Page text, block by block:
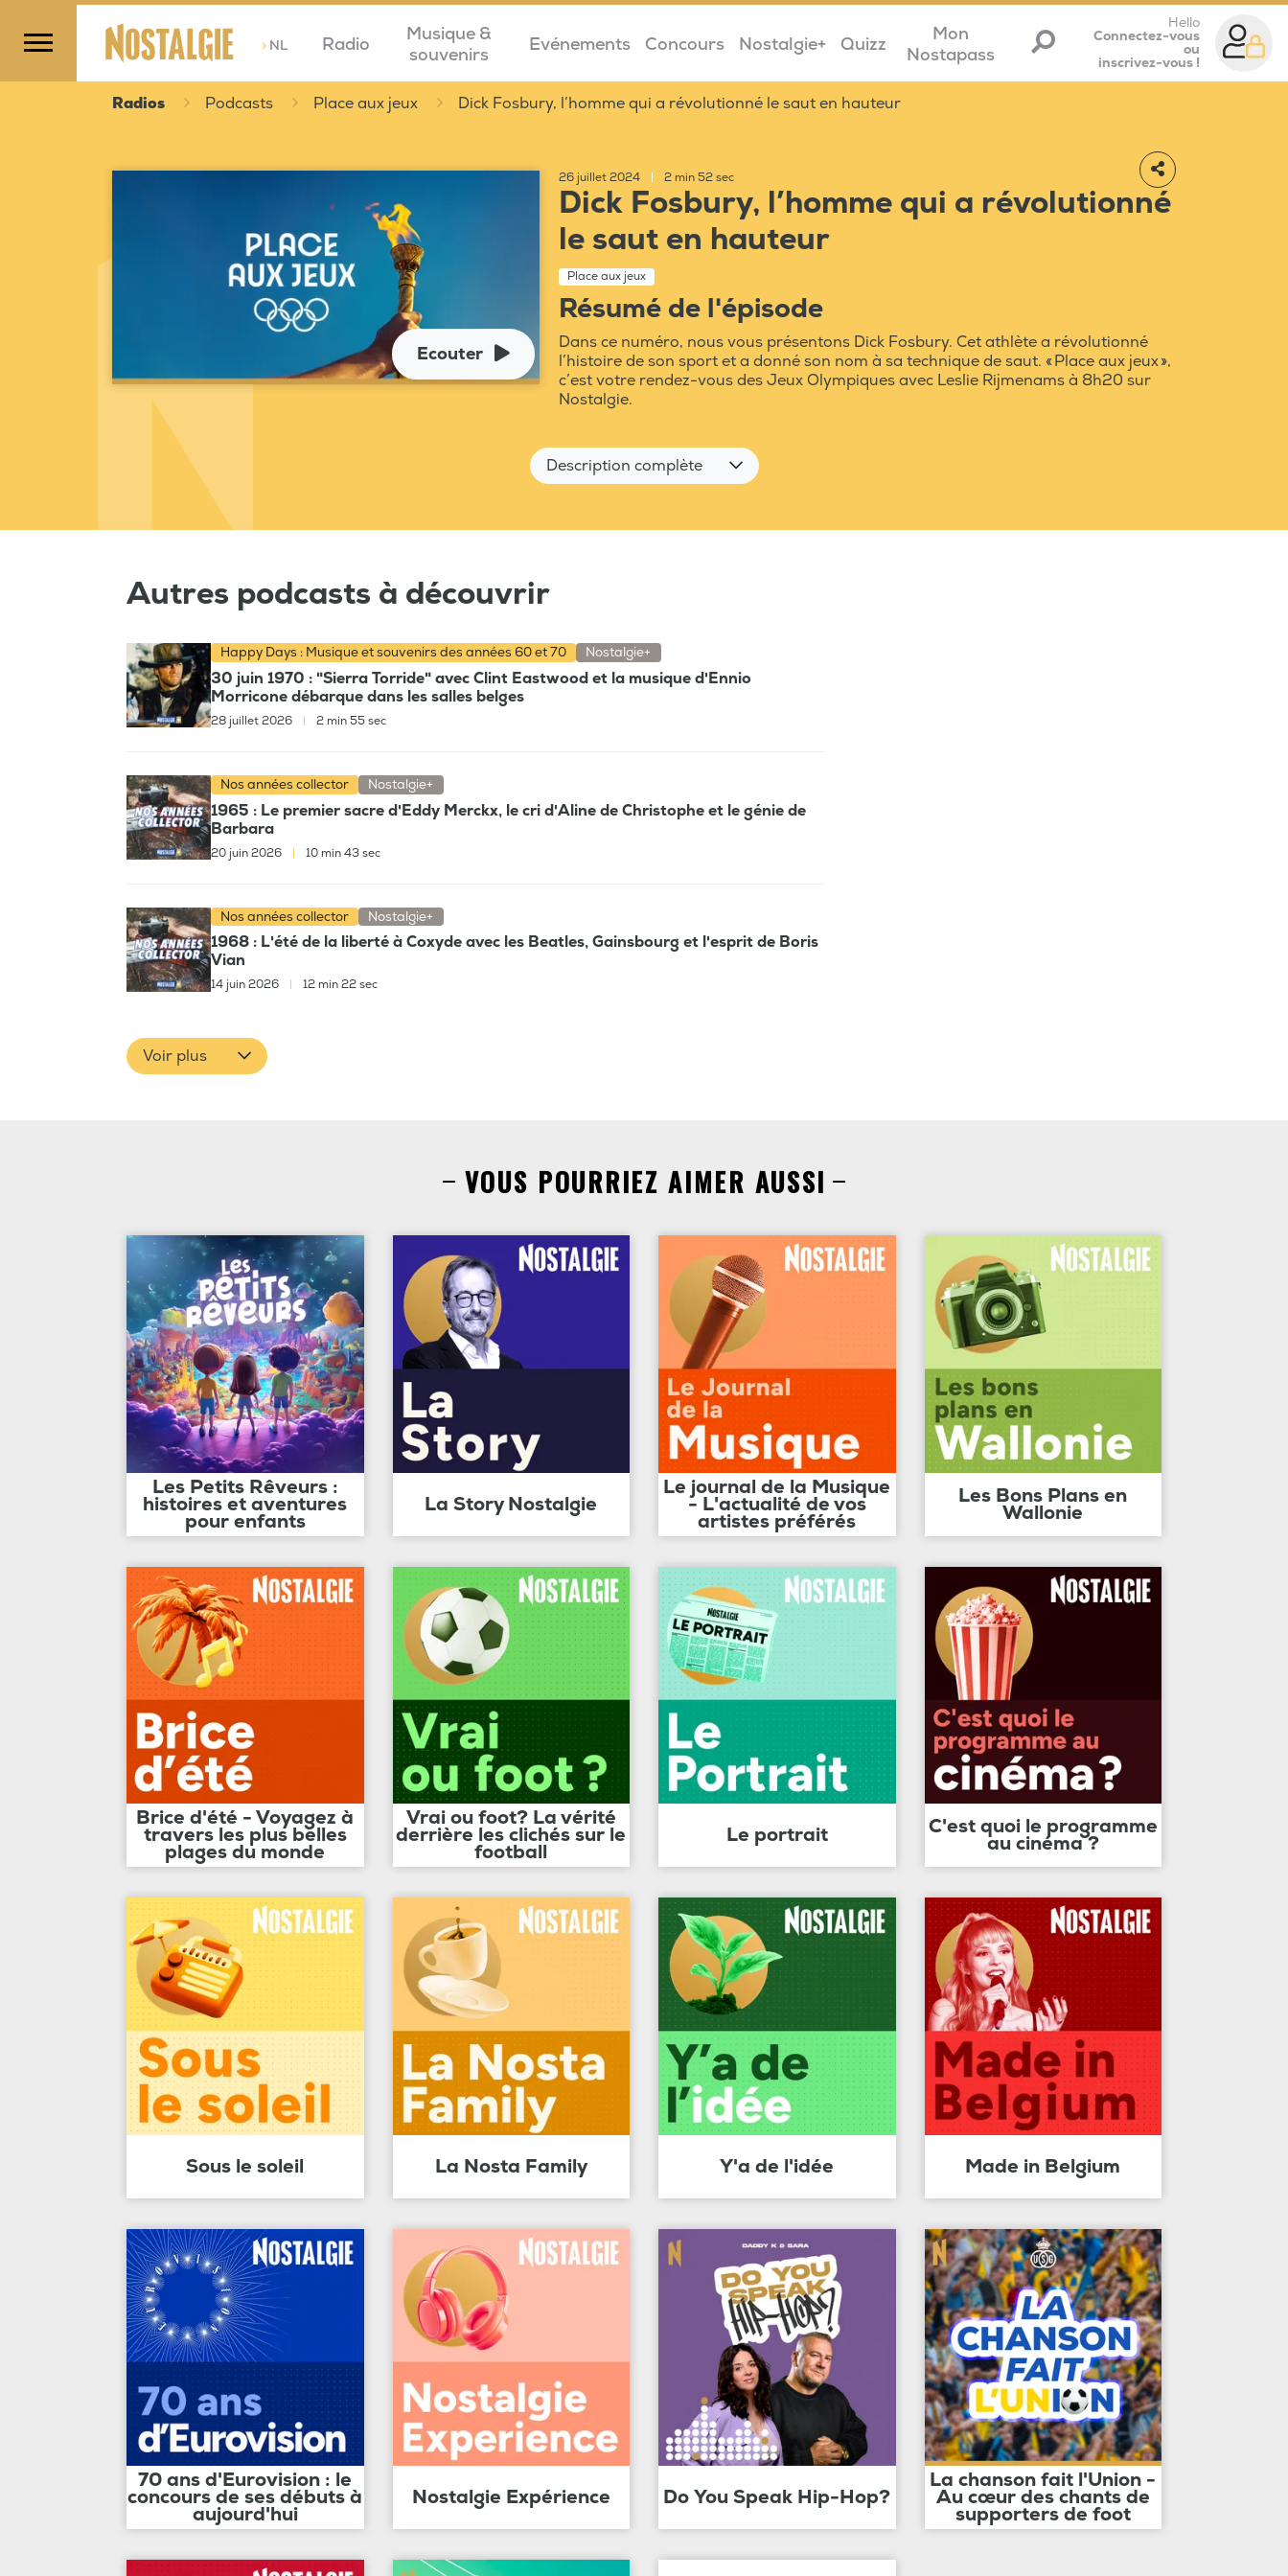
>NL Radio
Musique &
souvenirs
Evénements Concours Nostalgie+ Quizz
Mon
Nostapass
Hello
Connectez-vous
ou
inscrivez-vous !
Radios Podcasts Place aux jeux Dick Fosbury, l’homme qui a révolutionné le saut en hauteur
Ecouter
26 juillet 2024 2 min 52 sec
Dick Fosbury, l’homme qui a révolutionné
le saut en hauteur
Place aux jeux
Résumé de l'épisode
Dans ce numéro, nous vous présentons Dick Fosbury. Cet athlète a révolutionné
l’histoire de son sport et a donné son nom à sa technique de saut. « Place aux jeux »,
c’est votre rendez-vous des Jeux Olympiques avec Leslie Rijmenams à 8h20 sur
Nostalgie.
Description complète
Autres podcasts à découvrir
Happy Days : Musique et souvenirs des années 60 et 70 Nostalgie+
30 juin 1970 : "Sierra Torride" avec Clint Eastwood et la musique d'Ennio
Morricone débarque dans les salles belges
28 juillet 2026 2 min 55 sec
Nos années collector Nostalgie+
1965 : Le premier sacre d'Eddy Merckx, le cri d'Aline de Christophe et le génie de
Barbara
20 juin 2026 | 10 min 43 sec
Nos années collector Nostalgie+
1968 : L'été de la liberté à Coxyde avec les Beatles, Gainsbourg et l'esprit de Boris
Vian
14 juin 2026 12 min 22 sec
Voir plus
VOUS POURRIEZ AIMER AUSSI
Les Petits Rêveurs :
histoires et aventures
pour enfants
La Story Nostalgie
Le journal de la Musique
- L'actualité de vos
artistes préférés
Les Bons Plans en
Wallonie
Brice d'été - Voyagez à
travers les plus belles
plages du monde
Vrai ou foot? La vérité
derrière les clichés sur le
football
Le portrait C'est quoi le programme
au cinéma ?
Sous le soleil La Nosta Family Y'a de l'idée Made in Belgium
70 ans d'Eurovision : le
concours de ses débuts à
aujourd'hui
Nostalgie Expérience Do You Speak Hip-Hop?
La chanson fait l'Union -
Au cœur des chants de
supporters de foot